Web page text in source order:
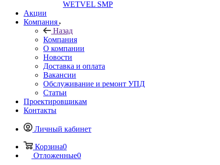
WETVEL SMP
Акции
Компания
Назад
Компания
О компании
Новости
Доставка и оплата
Вакансии
Обслуживание и ремонт УПД
Статьи
Проектировщикам
Контакты
Личный кабинет
Корзина0
Отложенные0